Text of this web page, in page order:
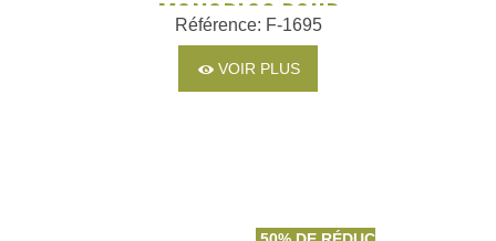
MONOBLOC POUR
MACHINES JMA
Référence: F-1695
VOIR PLUS